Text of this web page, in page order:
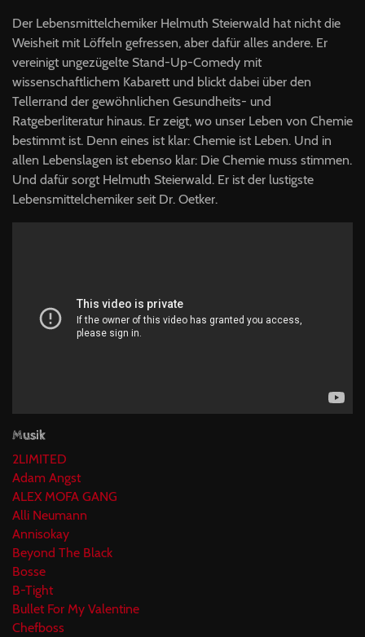
Der Lebensmittelchemiker Helmuth Steierwald hat nicht die
Weisheit mit Löffeln gefressen, aber dafür alles andere. Er
vereinigt ungezügelte Stand-Up-Comedy mit
wissenschaftlichem Kabarett und blickt dabei über den
Tellerrand der gewöhnlichen Gesundheits- und
Ratgeberliteratur hinaus. Er zeigt, wo unser Leben von Chemie
bestimmt ist. Denn eines ist klar: Chemie ist Leben. Und in
allen Lebenslagen ist ebenso klar: Die Chemie muss stimmen.
Und dafür sorgt Helmuth Steierwald. Er ist der lustigste
Lebensmittelchemiker seit Dr. Oetker.
Musik
2LIMITED
Adam Angst
ALEX MOFA GANG
Alli Neumann
Annisokay
Beyond The Black
Bosse
B-Tight
Bullet For My Valentine
Chefboss